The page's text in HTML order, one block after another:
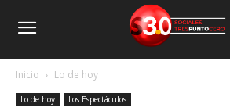
Inicio Lo de hoy
Lo de hoy Los Espectáculos